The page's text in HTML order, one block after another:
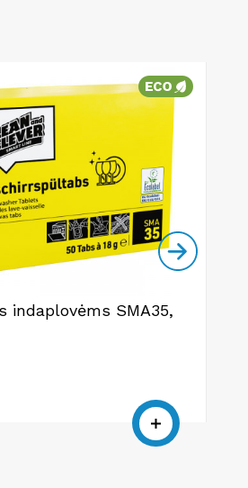
indaplovėms SMA35,